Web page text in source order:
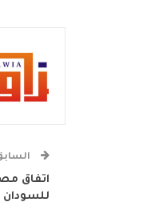
اتفاق
للسودان